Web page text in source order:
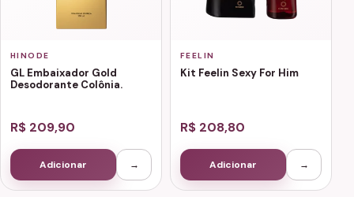
HINODE
GL Embaixador Gold
Desodorante Colônia.
R$ 209,90
Adicionar →
FEELIN
Kit Feelin Sexy For Him
R$ 208,80
Adicionar →